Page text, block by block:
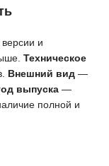
и
Техническое
Внешний вид —
выпуска —
полной и